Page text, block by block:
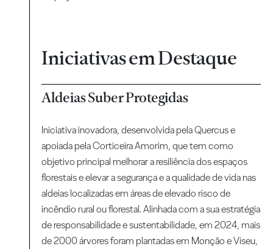
Iniciativas em Destaque
Aldeias Suber Protegidas
Iniciativa inovadora, desenvolvida pela Quercus e
apoiada pela Corticeira Amorim, que tem como
objetivo principal melhorar a resiliência dos espaços
florestais e elevar a segurança e a qualidade de vida nas
aldeias localizadas em áreas de elevado risco de
incêndio rural ou florestal. Alinhada com a sua estratégia
de responsabilidade e sustentabilidade, em 2024, mais
de 2000 árvores foram plantadas em Monção e Viseu,